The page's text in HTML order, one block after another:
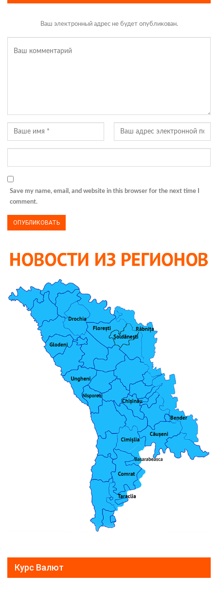
Ваш электронный адрес не будет опубликован.
Save my name, email, and website in this browser for the next time I
comment.
Курс Валют